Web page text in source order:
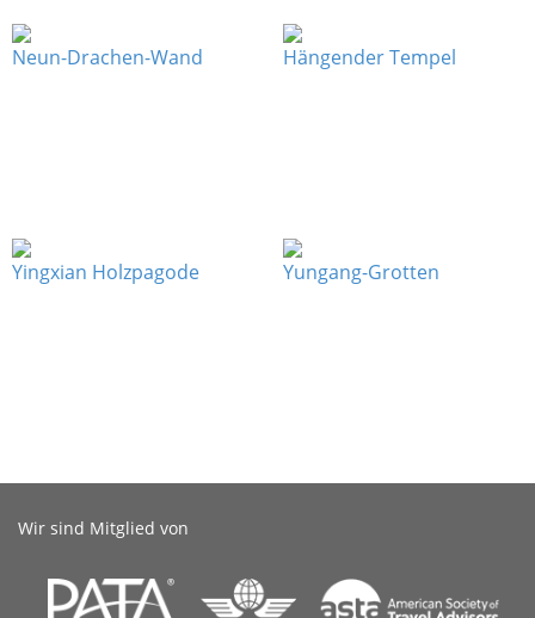
Neun-Drachen-Wand Hängender Tempel
Yingxian Holzpagode Yungang-Grotten
Wir sind Mitglied von